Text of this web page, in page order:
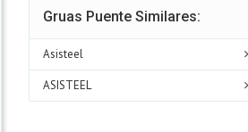
Gruas Puente Similares:
Asisteel
ASISTEEL